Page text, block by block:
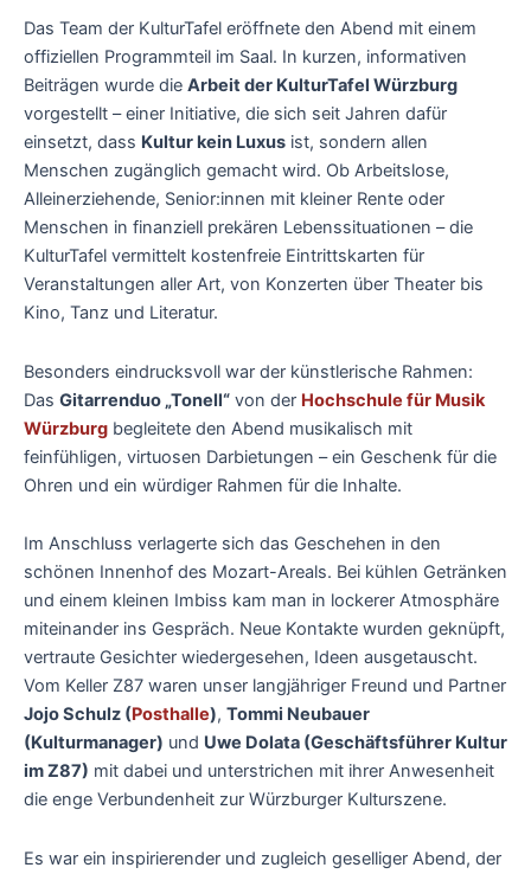
Das Team der KulturTafel eröffnete den Abend mit einem
offiziellen Programmteil im Saal. In kurzen, informativen
Beiträgen wurde die Arbeit der KulturTafel Würzburg
vorgestellt – einer Initiative, die sich seit Jahren dafür
einsetzt, dass Kultur kein Luxus ist, sondern allen
Menschen zugänglich gemacht wird. Ob Arbeitslose,
Alleinerziehende, Senior:innen mit kleiner Rente oder
Menschen in finanziell prekären Lebenssituationen – die
KulturTafel vermittelt kostenfreie Eintrittskarten für
Veranstaltungen aller Art, von Konzerten über Theater bis
Kino, Tanz und Literatur.
Besonders eindrucksvoll war der künstlerische Rahmen:
Das Gitarrenduo „Tonell“ von der Hochschule für Musik
Würzburg begleitete den Abend musikalisch mit
feinfühligen, virtuosen Darbietungen – ein Geschenk für die
Ohren und ein würdiger Rahmen für die Inhalte.
Im Anschluss verlagerte sich das Geschehen in den
schönen Innenhof des Mozart-Areals. Bei kühlen Getränken
und einem kleinen Imbiss kam man in lockerer Atmosphäre
miteinander ins Gespräch. Neue Kontakte wurden geknüpft,
vertraute Gesichter wiedergesehen, Ideen ausgetauscht.
Vom Keller Z87 waren unser langjähriger Freund und Partner
Jojo Schulz (Posthalle), Tommi Neubauer
(Kulturmanager) und Uwe Dolata (Geschäftsführer Kultur
im Z87) mit dabei und unterstrichen mit ihrer Anwesenheit
die enge Verbundenheit zur Würzburger Kulturszene.
Es war ein inspirierender und zugleich geselliger Abend, der